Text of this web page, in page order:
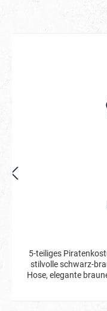
5-teiliges
stilvolle schwarz-
Hose, elegante